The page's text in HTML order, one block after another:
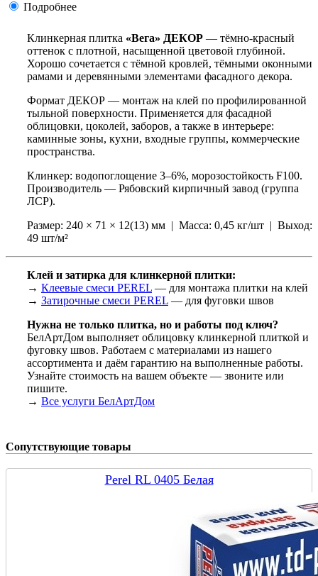
Подробнее
Клинкерная плитка «Вега» ДЕКОР — тёмно-красный
оттенок с плотной, насыщенной цветовой глубиной.
Хорошо сочетается с тёмной кровлей, тёмными оконными
рамами и деревянными элементами фасадного декора.
Формат ДЕКОР — монтаж на клей по профилированной
тыльной поверхности. Применяется для фасадной
облицовки, цоколей, заборов, а также в интерьере:
каминные зоны, кухни, входные группы, коммерческие
пространства.
Клинкер: водопоглощение 3–6%, морозостойкость F100.
Производитель — Рябовский кирпичный завод (группа
ЛСР).
Размер: 240 × 71 × 12(13) мм | Масса: 0,45 кг/шт | Выход:
49 шт/м²
Клей и затирка для клинкерной плитки:
→ Клеевые смеси PEREL — для монтажа плитки на клей
→ Затирочные смеси PEREL — для фуговки швов
Нужна не только плитка, но и работы под ключ?
БелАртДом выполняет облицовку клинкерной плиткой и
фуговку швов. Работаем с материалами из нашего
ассортимента и даём гарантию на выполненные работы.
Узнайте стоимость на вашем объекте — звоните или
пишите.
→ Все услуги БелАртДом
Сопутствующие товары
Perel RL 0405 Белая